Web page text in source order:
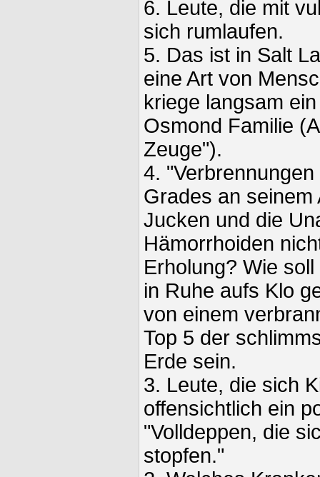
6. Leute, die mit
sich rumlaufen.
5. Das ist in Salt
eine Art von
kriege langsam
Osmond Familie
Zeuge").
4.
Grades an
Jucken und die
Hämorrhoiden
Erholung? Wie
in Ruhe aufs Klo
von einem
Top 5 der
Erde sein.
3. Leute, die sich
offensichtlich ein
"Volldeppen, die
stopfen."